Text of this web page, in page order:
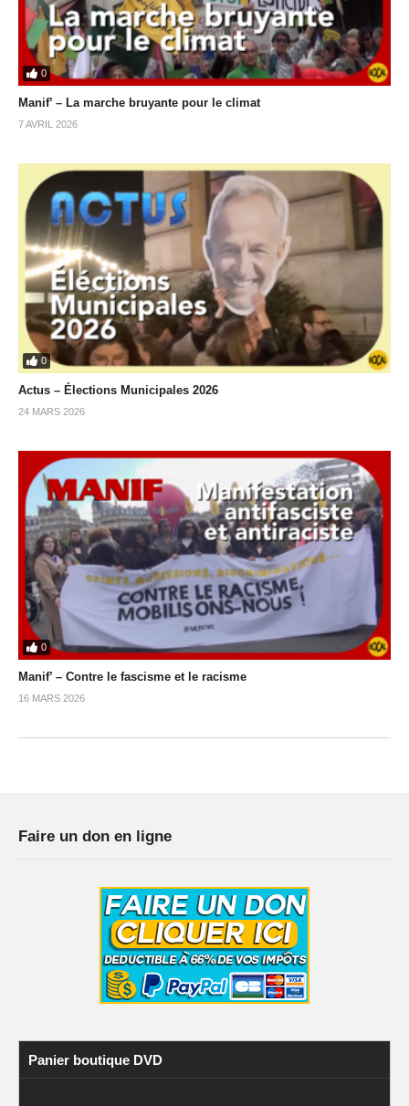
0
Manif’ – La marche bruyante pour le climat
7 AVRIL 2026
0
Actus – Élections Municipales 2026
24 MARS 2026
0
Manif’ – Contre le fascisme et le racisme
16 MARS 2026
Faire un don en ligne
Panier boutique DVD